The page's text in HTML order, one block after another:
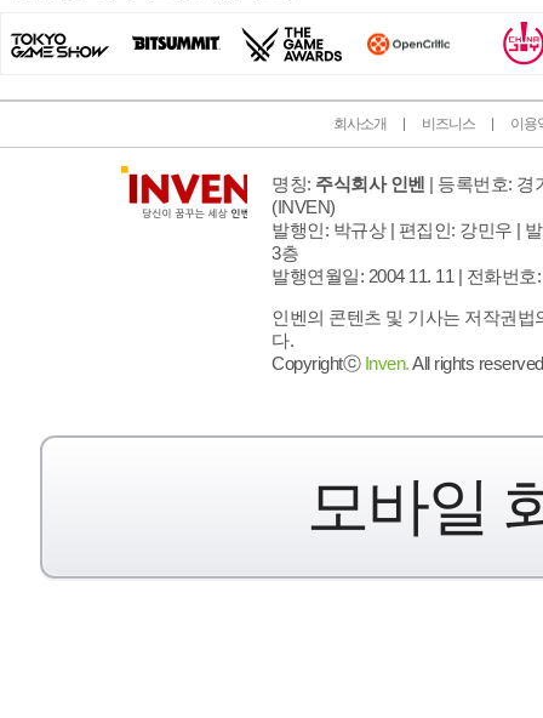
회사소개 비즈니스 이용
명칭: 주식회사 인벤 | 등록번호: 경
(INVEN)
발행인: 박규상 | 편집인: 강민우 |
3층
발행연월일: 2004 11. 11 | 전화번호
인벤의 콘텐츠 및 기사는 저작권
다.
Copyrightⓒ Inven.All rights
모바일